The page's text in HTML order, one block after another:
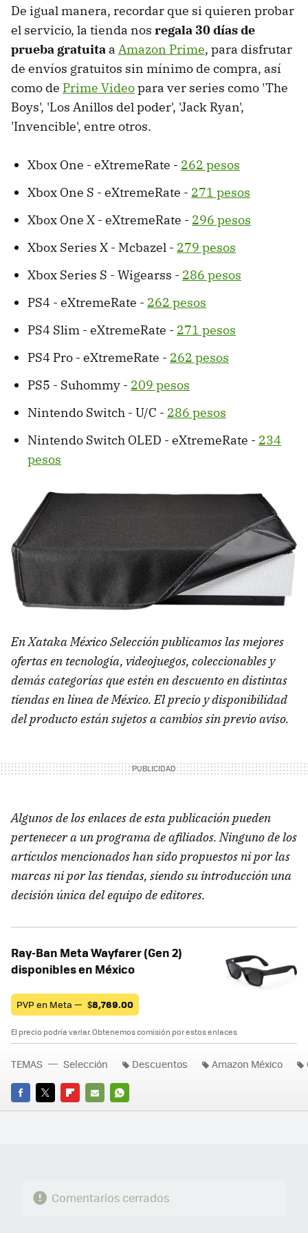
De igual manera, recordar que si quieren probar
el servicio, la tienda nos regala 30 días de
prueba gratuita a Amazon Prime, para disfrutar
de envíos gratuitos sin mínimo de compra, así
como de Prime Videopara ver series como 'The
Boys', 'Los Anillos del poder', 'Jack Ryan',
'Invencible', entre otros.
Xbox One - eXtremeRate - 262 pesos
Xbox One S - eXtremeRate - 271 pesos
Xbox One X - eXtremeRate - 296 pesos
Xbox Series X - Mcbazel - 279 pesos
Xbox Series S - Wigearss - 286 pesos
PS4 - eXtremeRate - 262 pesos
PS4 Slim - eXtremeRate - 271 pesos
PS4 Pro - eXtremeRate - 262 pesos
PS5 - Suhommy - 209 pesos
Nintendo Switch - U/C - 286 pesos
Nintendo Switch OLED - eXtremeRate - 234
pesos
En Xataka México Selección publicamos las mejores
ofertas en tecnología, videojuegos, coleccionables y
demás categorías que estén en descuento en distintas
tiendas en línea de México. El precio y disponibilidad
del producto están sujetos a cambios sin previo aviso.
Algunos de los enlaces de esta publicación pueden
pertenecer a un programa de afiliados. Ninguno de los
artículos mencionados han sido propuestos ni por las
marcas ni por las tiendas, siendo su introducción una
decisión única del equipo de editores.
Ray-Ban Meta Wayfarer (Gen 2)
disponibles en México
PVP en Meta — $8,769.00
El precio podría variar. Obtenemos comisión por estos enlaces
FACEBOOK
TWITTERFLIPBOARD
E-
WHATSAPP
TEMAS Selección Descuentos Amazon México
Comentarios cerrados